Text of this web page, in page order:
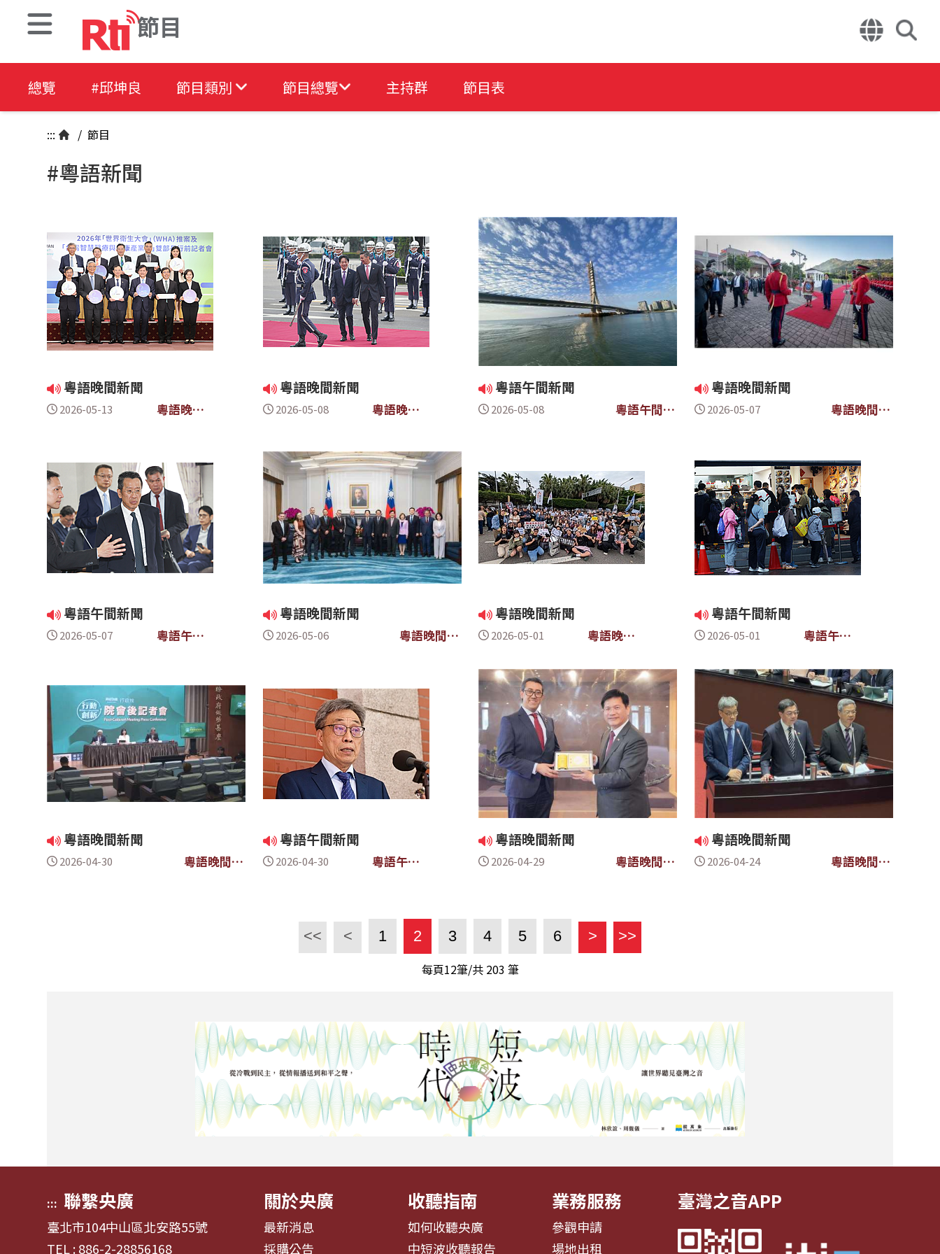
節目
總覽 #邱坤良 節目類別 節目總覽 主持群 節目表
::: / 節目
#粵語新聞
粵語晚間新聞
2026-05-13
粵語晚間
粵語晚間新聞
2026-05-08
粵語晚間
粵語午間新聞
2026-05-08
粵語午間新
粵語晚間新聞
2026-05-07
粵語晚間新
粵語午間新聞
2026-05-07
粵語午間
粵語晚間新聞
2026-05-06
粵語晚間新
粵語晚間新聞
2026-05-01
粵語晚間
粵語午間新聞
2026-05-01
粵語午間
粵語晚間新聞
2026-04-30
粵語晚間新
粵語午間新聞
2026-04-30
粵語午間
粵語晚間新聞
2026-04-29
粵語晚間新
粵語晚間新聞
2026-04-24
粵語晚間新
<< < 1 2 3 4 5 6 > >>
每頁12筆/共 203 筆
::: 聯繫央廣
臺北市104中山區北安路55號
TEL : 886-2-28856168
關於央廣
最新消息
採購公告
收聽指南
如何收聽央廣
中短波收聽報告
業務服務
參觀申請
場地出租
臺灣之音APP